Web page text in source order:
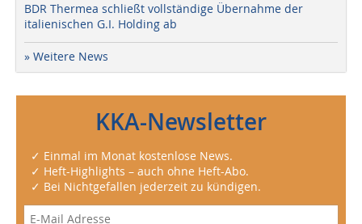
BDR Thermea schließt vollständige Übernahme der
italienischen G.I. Holding ab
» Weitere News
KKA-Newsletter
✓ Einmal im Monat kostenlose News.
✓ Heft-Highlights – auch ohne Heft-Abo.
✓ Bei Nichtgefallen jederzeit zu kündigen.